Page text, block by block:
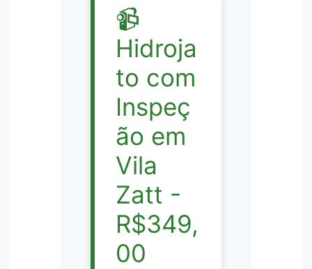
📹
Hidroja
to com
Inspeç
ão em
Vila
Zatt -
R$349,
00